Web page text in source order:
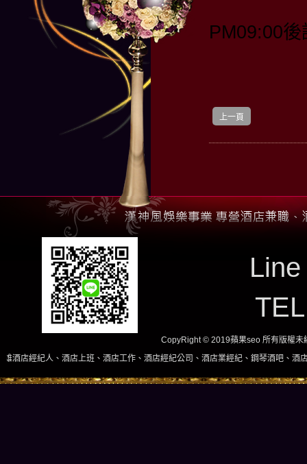
PM09:00
上一頁
CopyRight © 2019蘋果seo 所有版權未
店上班、酒店工作、酒店經紀公司、酒店業經紀、鋼琴酒吧、酒店小姐、酒店